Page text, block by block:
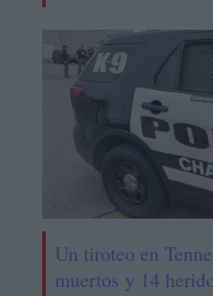
Un tiroteo en
muertos y 14